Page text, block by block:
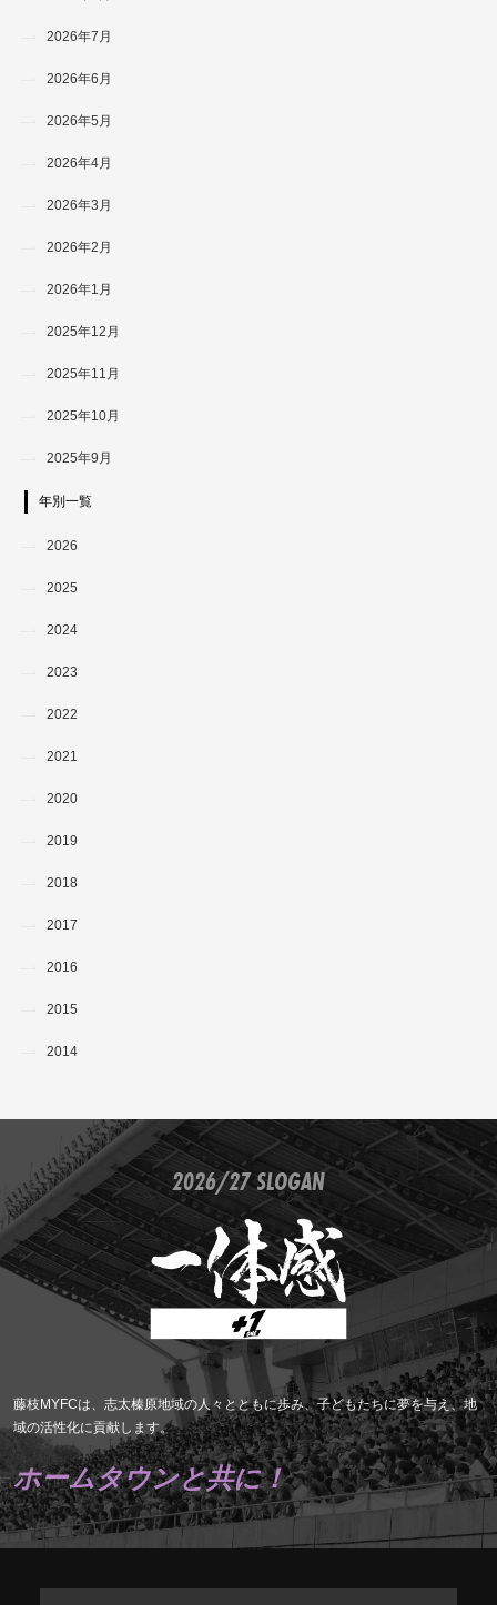
2026年7月
2026年6月
2026年5月
2026年4月
2026年3月
2026年2月
2026年1月
2025年12月
2025年11月
2025年10月
2025年9月
年別一覧
2026
2025
2024
2023
2022
2021
2020
2019
2018
2017
2016
2015
2014
2026/27 SLOGAN
藤枝MYFCは、志太榛原地域の人々とともに歩み、子どもたちに夢を与え、地
域の活性化に貢献します。
ホームタウンと共に！